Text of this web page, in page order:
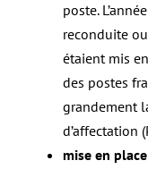
poste.
reconduite ou
étaient mis
des postes
grandement
d’affectation
mise en